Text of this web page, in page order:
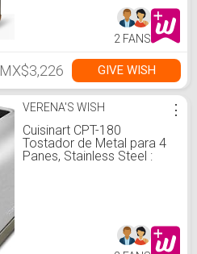
para Viajes Exteriores
Hogar : Amazon.com.mx:
Electr&oacute;nicos
2 FANS
MX$3,226 GIVE WISH
VERENA'S WISH
Cuisinart CPT-180
Tostador de Metal para 4
Panes, Stainless Steel :
⋮